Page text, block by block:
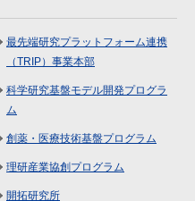
最先端研究プラットフォーム連携
（TRIP）事業本部
科学研究基盤モデル開発プログラ
ム
創薬・医療技術基盤プログラム
理研産業協創プログラム
開拓研究所